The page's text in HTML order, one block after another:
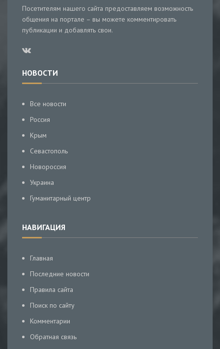
Посетителям нашего сайта предоставляем возможность
общения на портале – вы можете комментировать
публикации и добавлять свои.
НОВОСТИ
Все новости
Россия
Крым
Севастополь
Новороссия
Украина
Гуманитарный центр
НАВИГАЦИЯ
Главная
Последние новости
Правила сайта
Поиск по сайту
Комментарии
Обратная связь